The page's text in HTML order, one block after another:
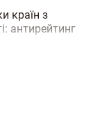
країн з
антирейтинг